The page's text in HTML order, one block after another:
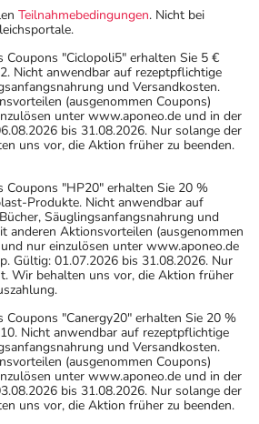
Teilnahmebedingungen. Nicht bei
Coupons "Ciclopoli5" erhalten Sie 5 €
Nicht anwendbar auf rezeptpflichtige
und Versandkosten.
(ausgenommen Coupons)
unter www.aponeo.de und in der
bis 31.08.2026. Nur solange der
uns vor, die Aktion früher zu beenden.
Coupons "HP20" erhalten Sie 20 %
Produkte. Nicht anwendbar auf
Säuglingsanfangsnahrung und
anderen Aktionsvorteilen (ausgenommen
nur einzulösen unter www.aponeo.de
Gültig: 01.07.2026 bis 31.08.2026. Nur
Wir behalten uns vor, die Aktion früher
Coupons "Canergy20" erhalten Sie 20 %
Nicht anwendbar auf rezeptpflichtige
und Versandkosten.
(ausgenommen Coupons)
unter www.aponeo.de und in der
bis 31.08.2026. Nur solange der
uns vor, die Aktion früher zu beenden.